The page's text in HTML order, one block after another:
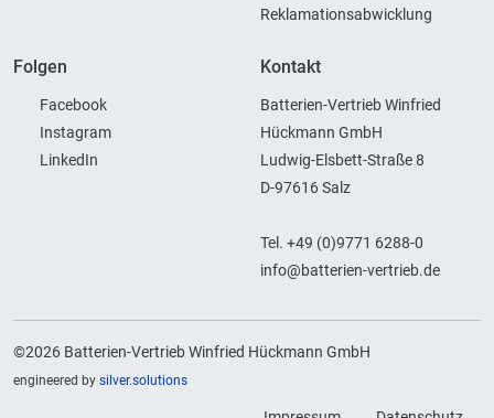
Reklamationsabwicklung
Folgen
Facebook
Instagram
LinkedIn
Kontakt
Batterien-Vertrieb Winfried
Hückmann GmbH
Ludwig-Elsbett-Straße 8
D-97616 Salz
Tel. +49 (0)9771 6288-0
info@batterien-vertrieb.de
©2026 Batterien-Vertrieb Winfried Hückmann GmbH
engineered by silver.solutions